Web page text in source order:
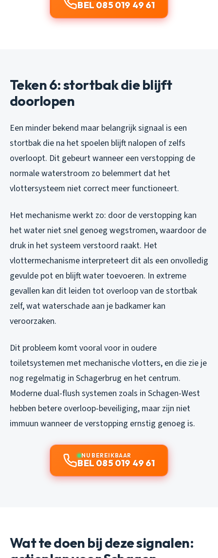
BEL 085 019 49 61
Teken 6: stortbak die blijft
doorlopen
Een minder bekend maar belangrijk signaal is een
stortbak die na het spoelen blijft nalopen of zelfs
overloopt. Dit gebeurt wanneer een verstopping de
normale waterstroom zo belemmert dat het
vlottersysteem niet correct meer functioneert.
Het mechanisme werkt zo: door de verstopping kan
het water niet snel genoeg wegstromen, waardoor de
druk in het systeem verstoord raakt. Het
vlottermechanisme interpreteert dit als een onvolledig
gevulde pot en blijft water toevoeren. In extreme
gevallen kan dit leiden tot overloop van de stortbak
zelf, wat waterschade aan je badkamer kan
veroorzaken.
Dit probleem komt vooral voor in oudere
toiletsystemen met mechanische vlotters, en die zie je
nog regelmatig in Schagerbrug en het centrum.
Moderne dual-flush systemen zoals in Schagen-West
hebben betere overloop-beveiliging, maar zijn niet
immuun wanneer de verstopping ernstig genoeg is.
NU BEREIKBAAR
BEL 085 019 49 61
Wat te doen bij deze signalen: